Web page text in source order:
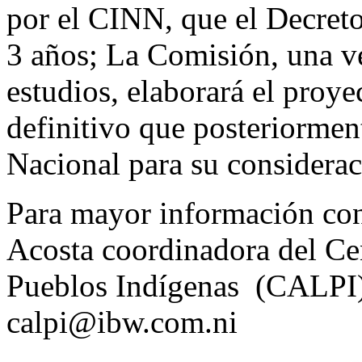
por el CINN, que el
3 años; La Comisión, una
estudios, elaborará el
definitivo que
Nacional para su
Para mayor información
Acosta coordinadora del
Pueblos Indígenas
calpi@ibw.com.ni